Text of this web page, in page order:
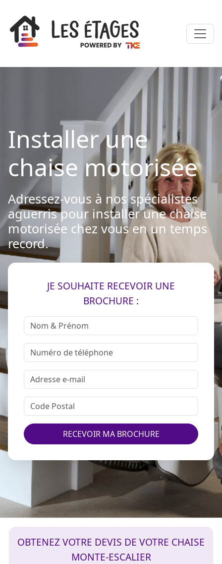
Installer une
chaise motorisée
Adressez-vous à nos spécialistes
aguerris pour installer une chaise
motorisée chez vous en un temps
record.
JE SOUHAITE RECEVOIR UNE
BROCHURE :
RECEVOIR MA BROCHURE
OBTENEZ VOTRE DEVIS DE VOTRE CHAISE
MONTE-ESCALIER